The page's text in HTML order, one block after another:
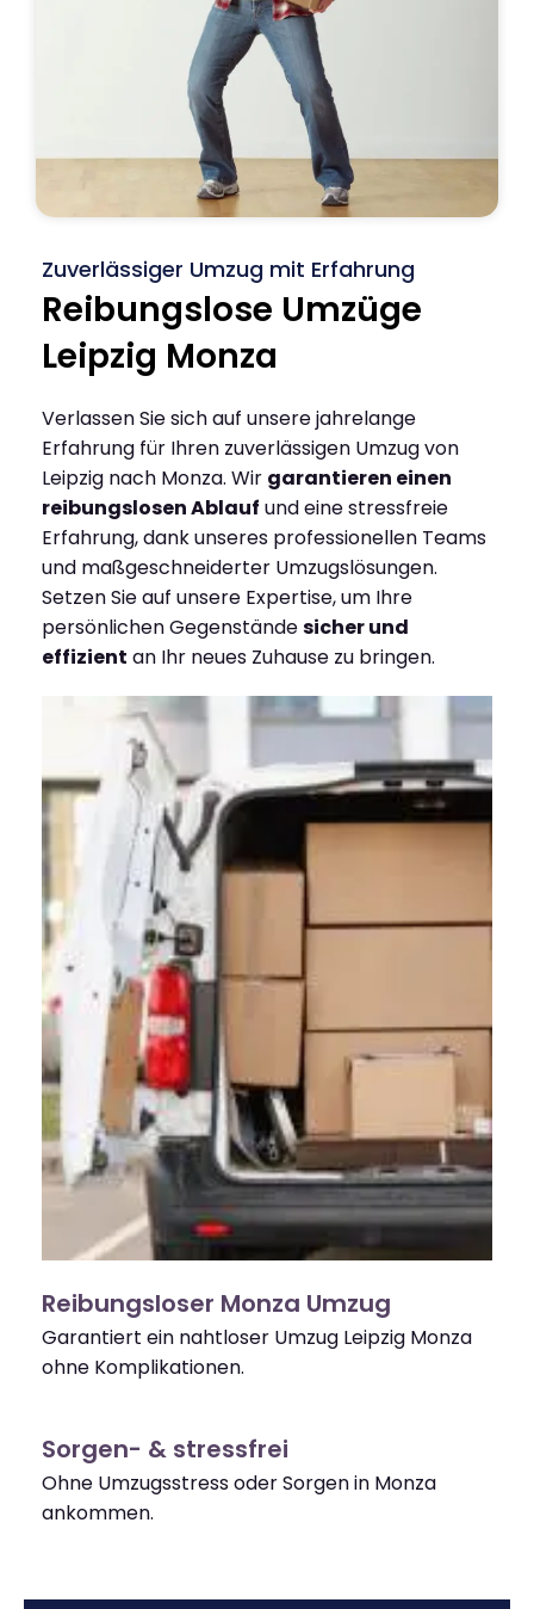
Zuverlässiger Umzug mit Erfahrung
Reibungslose Umzüge
Leipzig Monza
Verlassen Sie sich auf unsere jahrelange
Erfahrung für Ihren zuverlässigen Umzug von
Leipzig nach Monza. Wir garantieren einen
reibungslosen Ablauf und eine stressfreie
Erfahrung, dank unseres professionellen Teams
und maßgeschneiderter Umzugslösungen.
Setzen Sie auf unsere Expertise, um Ihre
persönlichen Gegenständesicher und
effizient an Ihr neues Zuhause zu bringen.
Reibungsloser Monza Umzug
Garantiert ein nahtloser Umzug Leipzig Monza
ohne Komplikationen.
Sorgen- & stressfrei
Ohne Umzugsstress oder Sorgen in Monza
ankommen.